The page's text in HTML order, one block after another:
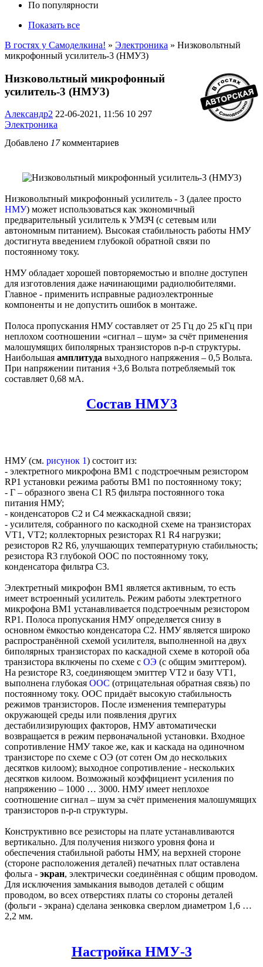
По популярности
Показать все
В гостях у Самоделкина! » Электроника » Низковольтный
микрофонный усилитель-3 (НМУ3)
Низковольтный микрофонный
усилитель-3 (НМУ3)
Александр2 22-06-2021, 11:56 10 297
Электроника
Добавлено 17комментариев
Низковольтный микрофонный усилитель - 3 (далее просто
НМУ) может использоваться как экономичный
предварительный усилитель к УМЗЧ (с сетевым или
автономным питанием). Высокая стабильность работы НМУ
достигнута введением глубокой обратной связи по
постоянному току.
НМУ обладает хорошей повторяемостью и вполне доступен
для изготовления даже начинающими радиолюбителями.
Главное - применить исправные радиоэлектронные
компоненты и не допустить ошибок в монтаже.
Полоса пропускания НМУ составляет от 25 Гц до 25 кГц при
неплохом соотношении «сигнал – шум» за счёт применения
малошумящих биполярных транзисторов n-p-n структуры.
Наибольшая амплитуда выходного напряжения – 0,5 Вольта.
При напряжении питания +3,6 Вольта потребляемый ток
составляет 0,68 мА.
Состав НМУ3
НМУ (см. рисунок 1) состоит из:
- электретного микрофона BM1 с подстроечным резистором
RP1 установки режима работы BM1 по постоянному току;
- Г – образного звена С1 R5 фильтра постоянного тока
питания НМУ;
- конденсаторов С2 и С4 межкаскадной связи;
- усилителя, собранного по каскодной схеме на транзисторах
VT1, VT2; коллекторных резисторах R1 R4 нагрузки;
резисторов R2 R6, улучшающих температурную стабильность;
резистора R3 глубокой ООС по постоянному току,
конденсатора фильтра С3.
Электретный микрофон BM1 является активным, то есть
имеет встроенный усилитель. Режим работы электретного
микрофона BM1 устанавливается подстроечным резистором
RP1. Полоса пропускания НМУ определяется снизу в
основном ёмкостью конденсатора С2. НМУ является широко
распространённой схемой усилителя, выполненной на двух
биполярных транзисторах по каскадной схеме в которой оба
транзистора включены по схеме с ОЭ (с общим эмиттером).
На резисторе R3, соединяющем эмиттер VT2 и базу VT1,
выполнена глубокая ООС (отрицательная обратная связь) по
постоянному току. ООС придаёт высокую стабильность
режимов транзисторов. После изменения температуры
окружающей среды или появления других
дестабилизирующих факторов, НМУ автоматически
возвращается в режим первоначальной установки. Входное
сопротивление НМУ такое же, как и каскада на одиночном
транзисторе по схеме с ОЭ (от сотен Ом до нескольких
десятков килоом); выходное сопротивление - нескольких
десятков килоом. Возможный коэффициент усиления по
напряжению – 1000 … 3000. НМУ имеет неплохое
соотношение сигнал – шум за счёт применения малошумящих
транзисторов n-p-n структуры.
Конструктивно все резисторы на плате устанавливаются
вертикально. Для получения низкого уровня фона и
обеспечения стабильной работы НМУ, на верхней стороне
(стороне расположения деталей) печатных плат оставлена
фольга - экран, электрически соединённая с общим проводом.
Для исключения замыкания выводов деталей с общим
проводом, во всех отверстиях платы со стороны деталей
(фольги - экрана) сделана зенковка сверлом диаметром 1,6 …
2,2 мм.
Настройка НМУ-3